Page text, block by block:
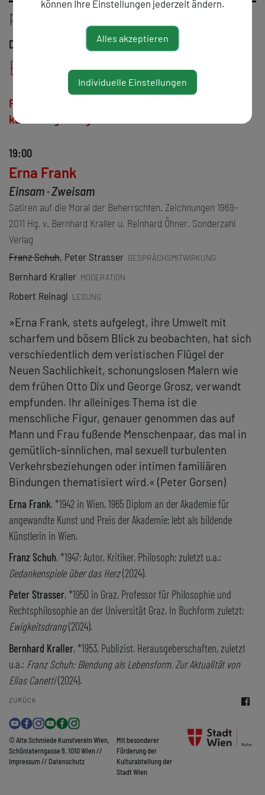
programm
Dienstag, 19. November 2024
Erna Frank
Franz Schuh musste seine Teilnahme leider
kurzfristig absagen.
19:00
Erna Frank
Einsam · Zweisam
Satiren auf die Moral der Beherrschten. Zeichnungen 1969–
2011 Hg. v. Bernhard Kraller u. Reinhard Öhner. Sonderzahl
Verlag
Franz Schuh, Peter Strasser GESPRÄCHSMITWIRKUNG
Bernhard Kraller MODERATION
Robert Reinagl LESUNG
»Erna Frank, stets aufgelegt, ihre Umwelt mit
scharfem und bösem Blick zu beobachten, hat sich
verschiedentlich dem veristischen Flügel der
Neuen Sachlichkeit, schonungslosen Malern wie
dem frühen Otto Dix und George Grosz, verwandt
empfunden. Ihr alleiniges Thema ist die
menschliche Figur, genauer genommen das auf
Mann und Frau fußende Menschenpaar, das mal in
gemütlich-sinnlichen, mal sexuell turbulenten
Verkehrsbeziehungen oder intimen familiären
Bindungen thematisiert wird.« (Peter Gorsen)
Erna Frank, *1942 in Wien, 1965 Diplom an der Akademie für
angewandte Kunst und Preis der Akademie; lebt als bildende
Künstlerin in Wien.
Franz Schuh, *1947; Autor, Kritiker, Philosoph; zuletzt u.a.:
Gedankenspiele über das Herz(2024).
Peter Strasser, *1950 in Graz, Professor für Philosophie und
Rechtsphilosophie an der Universität Graz. In Buchform zuletzt:
Ewigkeitsdrang(2024).
Bernhard Kraller, *1953, Publizist. Herausgeberschaften, zuletzt
u.a.: Franz Schuh: Blendung als Lebensform. Zur Aktualität von
Elias Canetti(2024).
ZURÜCK
© Alte Schmiede Kunstverein Wien,
Schönlaterngasse 9, 1010 Wien //
Impressum// Datenschutz
Mit besonderer
Förderung der
Kulturabteilung der
Stadt Wien
können Ihre Einstellungen jederzeit ändern.
Alles akzeptieren
Individuelle Einstellungen